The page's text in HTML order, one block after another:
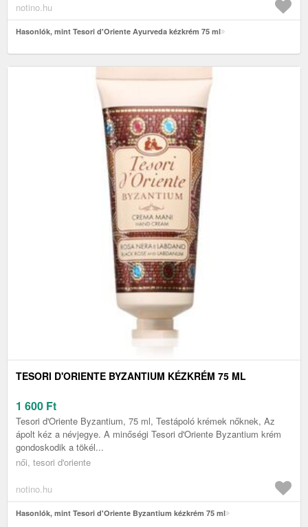
notino.hu
Hasonlók, mint Tesori d'Oriente Ayurveda kézkrém 75 ml
TESORI D'ORIENTE BYZANTIUM KÉZKRÉM 75 ML
1 600 Ft
Tesori d'Oriente Byzantium, 75 ml, Testápoló krémek nőknek, Az
ápolt kéz a névjegye. A minőségi Tesori d'Oriente Byzantium krém
gondoskodik a tökél...
női, tesori d'oriente
notino.hu
Hasonlók, mint Tesori d'Oriente Byzantium kézkrém 75 ml